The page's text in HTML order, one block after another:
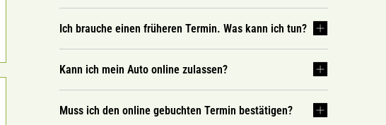
Ich brauche einen früheren Termin. Was kann ich tun?
Kann ich mein Auto online zulassen?
Muss ich den online gebuchten Termin bestätigen?